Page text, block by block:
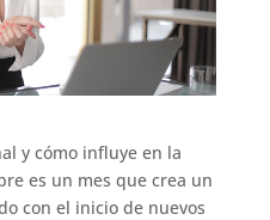
y cómo influye en la
es un mes que crea un
con el inicio de nuevos